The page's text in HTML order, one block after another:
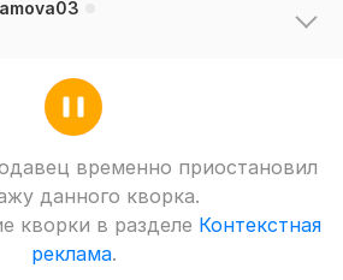
временно приостановил
данного кворка.
кворки в разделе Контекстная
реклама.